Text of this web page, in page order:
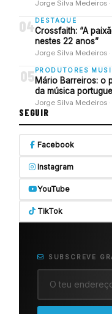
Jorge Silva Medeiros
04DESTAQUE
Crossfaith: “A
nestes 22 anos”
Jorge Silva Medeiros
05 PRODUTORES
Mário Barreiros: o
da música
Jorge Silva Medeiros
SEGUIR
Facebook
Instagram
YouTube
TikTok
SUBSCREVE